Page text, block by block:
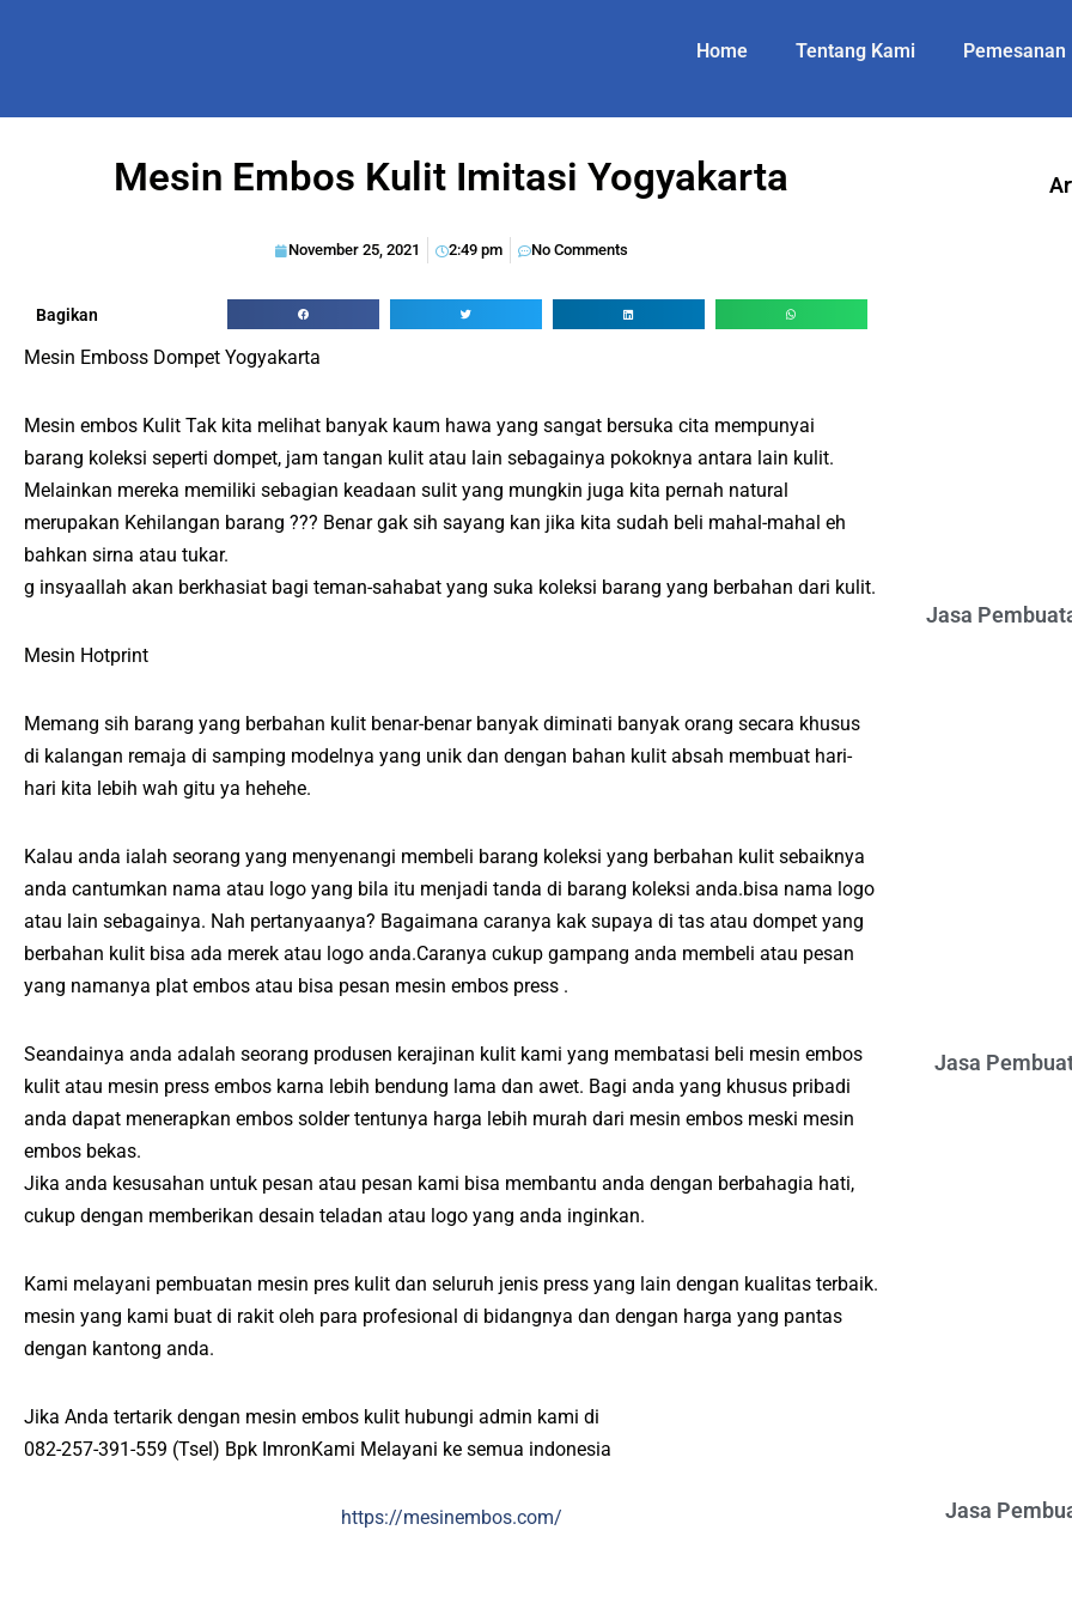
Home Tentang Kami Pemesanan
Mesin Embos Kulit Imitasi Yogyakarta
November 25, 2021 2:49 pm No Comments
Bagikan
Mesin Emboss Dompet Yogyakarta
Mesin embos Kulit Tak kita melihat banyak kaum hawa yang sangat bersuka cita mempunyai
barang koleksi seperti dompet, jam tangan kulit atau lain sebagainya pokoknya antara lain kulit.
Melainkan mereka memiliki sebagian keadaan sulit yang mungkin juga kita pernah natural
merupakan Kehilangan barang ??? Benar gak sih sayang kan jika kita sudah beli mahal-mahal eh
bahkan sirna atau tukar.
g insyaallah akan berkhasiat bagi teman-sahabat yang suka koleksi barang yang berbahan dari kulit.
Mesin Hotprint
Memang sih barang yang berbahan kulit benar-benar banyak diminati banyak orang secara khusus
di kalangan remaja di samping modelnya yang unik dan dengan bahan kulit absah membuat hari-
hari kita lebih wah gitu ya hehehe.
Kalau anda ialah seorang yang menyenangi membeli barang koleksi yang berbahan kulit sebaiknya
anda cantumkan nama atau logo yang bila itu menjadi tanda di barang koleksi anda.bisa nama logo
atau lain sebagainya. Nah pertanyaanya? Bagaimana caranya kak supaya di tas atau dompet yang
berbahan kulit bisa ada merek atau logo anda.Caranya cukup gampang anda membeli atau pesan
yang namanya plat embos atau bisa pesan mesin embos press .
Seandainya anda adalah seorang produsen kerajinan kulit kami yang membatasi beli mesin embos
kulit atau mesin press embos karna lebih bendung lama dan awet. Bagi anda yang khusus pribadi
anda dapat menerapkan embos solder tentunya harga lebih murah dari mesin embos meski mesin
embos bekas.
Jika anda kesusahan untuk pesan atau pesan kami bisa membantu anda dengan berbahagia hati,
cukup dengan memberikan desain teladan atau logo yang anda inginkan.
Kami melayani pembuatan mesin pres kulit dan seluruh jenis press yang lain dengan kualitas terbaik.
mesin yang kami buat di rakit oleh para profesional di bidangnya dan dengan harga yang pantas
dengan kantong anda.
Jika Anda tertarik dengan mesin embos kulit hubungi admin kami di
082-257-391-559 (Tsel) Bpk ImronKami Melayani ke semua indonesia
https://mesinembos.com/
Jasa
Jasa
Jasa